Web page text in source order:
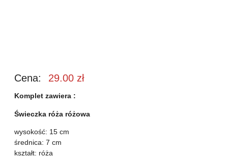
Cena: 29.00 zł
Komplet zawiera :
Świeczka róża różowa
wysokość: 15 cm
średnica: 7 cm
kształt: róża